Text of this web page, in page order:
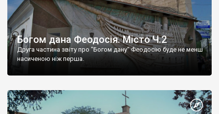
Богом дана Феодосія. Місто Ч.2
Друга частина звіту про "Богом дану" Феодосію буде не менш
насиченою ніж перша.